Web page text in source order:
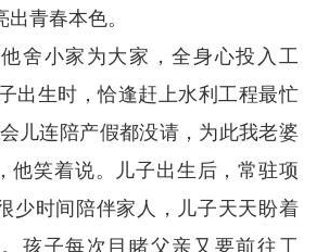
青春本色。
小家为大家，全身心投入工
出生时，恰逢赶上水利工程最忙
儿连陪产假都没请，为此我老婆
他笑着说。儿子出生后，常驻项
少时间陪伴家人，儿子天天盼着
孩子每次目睹父亲又要前往工